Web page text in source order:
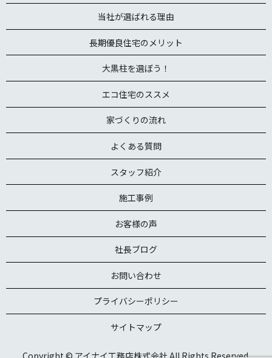
当社が選ばれる理由
長期優良住宅のメリット
大黒柱を選ぼう！
エコ住宅のススメ
家づくりの流れ
よくある質問
スタッフ紹介
施工事例
お客様の声
社長ブログ
お問い合わせ
プライバシーポリシー
サイトマップ
Copyright © アイナイ工務店株式会社 All Rights Reserved.